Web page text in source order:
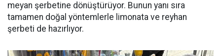
meyan şerbetine dönüştürüyor. Bunun yanı sıra
tamamen doğal yöntemlerle limonata ve reyhan
şerbeti de hazırlıyor.